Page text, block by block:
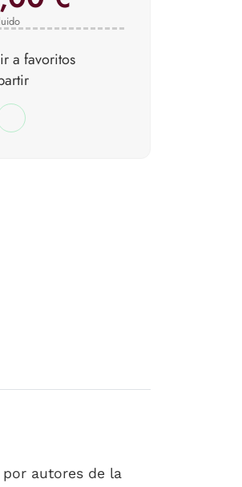
a favoritos
autores de la